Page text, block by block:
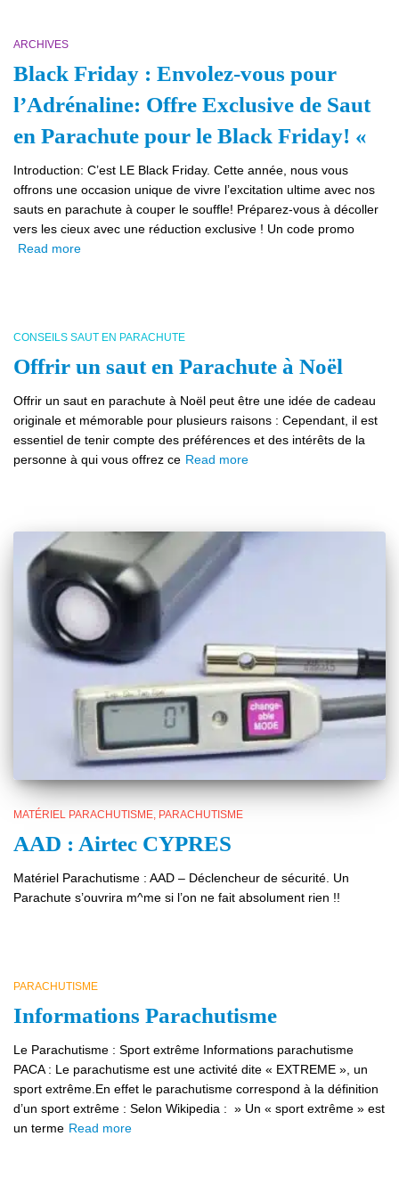
ARCHIVES
Black Friday : Envolez-vous pour
l’Adrénaline: Offre Exclusive de Saut
en Parachute pour le Black Friday! «
Introduction: C’est LE Black Friday. Cette année, nous vous
offrons une occasion unique de vivre l’excitation ultime avec nos
sauts en parachute à couper le souffle! Préparez-vous à décoller
vers les cieux avec une réduction exclusive ! Un code promo
Read more
CONSEILS SAUT EN PARACHUTE
Offrir un saut en Parachute à Noël
Offrir un saut en parachute à Noël peut être une idée de cadeau
originale et mémorable pour plusieurs raisons : Cependant, il est
essentiel de tenir compte des préférences et des intérêts de la
personne à qui vous offrez ce Read more
MATÉRIEL PARACHUTISME PARACHUTISME
AAD : Airtec CYPRES
Matériel Parachutisme : AAD – Déclencheur de sécurité. Un
Parachute s’ouvrira m^me si l’on ne fait absolument rien !!
PARACHUTISME
Informations Parachutisme
Le Parachutisme : Sport extrême Informations parachutisme
PACA : Le parachutisme est une activité dite « EXTREME », un
sport extrême.En effet le parachutisme correspond à la définition
d’un sport extrême : Selon Wikipedia : » Un « sport extrême » est
un terme Read more